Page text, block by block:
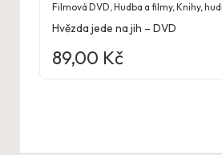
Filmová DVD,Hudba a filmy,Knihy,
Hvězda jede na jih – DVD
89,00 Kč